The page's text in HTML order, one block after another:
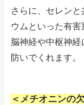
さらに、セレンと
ウムといった有害
脳神経や中枢神
防いでくれます。
＜メチオニンの